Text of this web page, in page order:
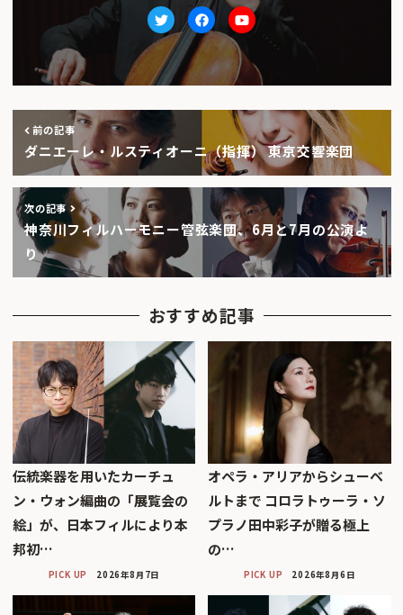
TwitterfacebookYoutube
前の記事
ダニエーレ・ルスティオーニ（指揮） 東京交響楽団
次の記事
神奈川フィルハーモニー管弦楽団、6月と7月の公演よ
り
おすすめ記事
伝統楽器を用いたカーチュ
ン・ウォン編曲の「展覧会の
絵」が、日本フィルにより本
邦初…
PICK UP 2026年8月7日
オペラ・アリアからシューベ
ルトまで コロラトゥーラ・ソ
プラノ田中彩子が贈る極上
の…
PICK UP 2026年8月6日